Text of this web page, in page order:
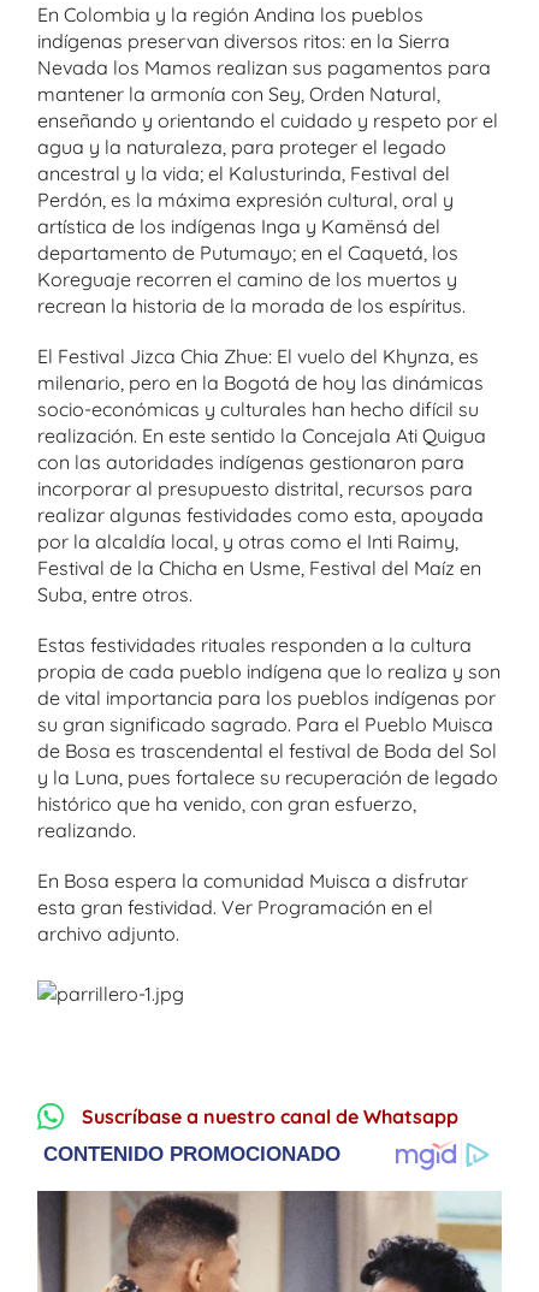
En Colombia y la región Andina los pueblos
indígenas preservan diversos ritos: en la Sierra
Nevada los Mamos realizan sus pagamentos para
mantener la armonía con Sey, Orden Natural,
enseñando y orientando el cuidado y respeto por el
agua y la naturaleza, para proteger el legado
ancestral y la vida; el Kalusturinda, Festival del
Perdón, es la máxima expresión cultural, oral y
artística de los indígenas Inga y Kamënsá del
departamento de Putumayo; en el Caquetá, los
Koreguaje recorren el camino de los muertos y
recrean la historia de la morada de los espíritus.
El Festival Jizca Chia Zhue: El vuelo del Khynza, es
milenario, pero en la Bogotá de hoy las dinámicas
socio-económicas y culturales han hecho difícil su
realización. En este sentido la Concejala Ati Quigua
con las autoridades indígenas gestionaron para
incorporar al presupuesto distrital, recursos para
realizar algunas festividades como esta, apoyada
por la alcaldía local, y otras como el Inti Raimy,
Festival de la Chicha en Usme, Festival del Maíz en
Suba, entre otros.
Estas festividades rituales responden a la cultura
propia de cada pueblo indígena que lo realiza y son
de vital importancia para los pueblos indígenas por
su gran significado sagrado. Para el Pueblo Muisca
de Bosa es trascendental el festival de Boda del Sol
y la Luna, pues fortalece su recuperación de legado
histórico que ha venido, con gran esfuerzo,
realizando.
En Bosa espera la comunidad Muisca a disfrutar
esta gran festividad. Ver Programación en el
archivo adjunto.
Suscríbase a nuestro canal de Whatsapp